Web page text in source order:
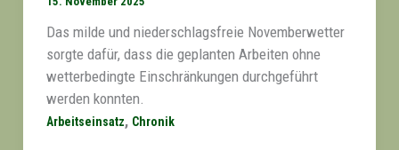
Das milde und niederschlagsfreie Novemberwetter
sorgte dafür, dass die geplanten Arbeiten ohne
wetterbedingte Einschränkungen durchgeführt
werden konnten.
Arbeitseinsatz, Chronik